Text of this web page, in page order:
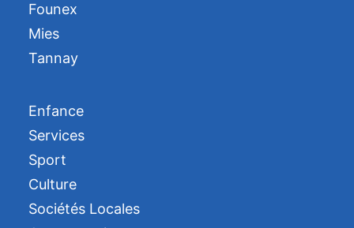
Founex
Mies
Tannay
Enfance
Services
Sport
Culture
Sociétés Locales